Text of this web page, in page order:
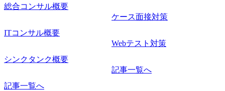
総合コンサル概要
ITコンサル概要
シンクタンク概要
記事一覧へ
ケース面接対策
Webテスト対策
記事一覧へ